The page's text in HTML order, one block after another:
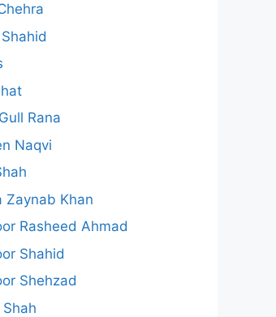
Rana
Naqvi
Zaynab Khan
Rasheed Ahmad
Shahid
Shehzad